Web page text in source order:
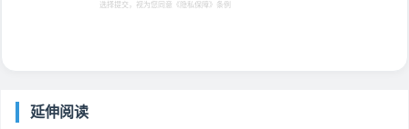
选择提交，视为您同意 《隐私保障》 条例
延伸阅读